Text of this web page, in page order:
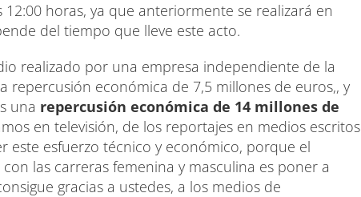
horas, ya que anteriormente se realizará en
del tiempo que lleve este acto.
realizado por una empresa independiente de la
repercusión económica de 7,5 millones de euros,, y
una repercusión económica de 14 millones de
en televisión, de los reportajes en medios escritos
este esfuerzo técnico y económico, porque el
las carreras femenina y masculina es poner a
gracias a ustedes, a los medios de